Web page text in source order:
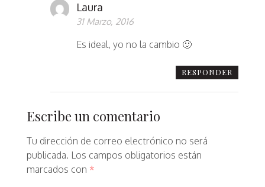
Laura
31 Marzo, 2016
Es ideal, yo no la cambio 🙂
RESPONDER
Escribe un comentario
Tu dirección de correo electrónico no será
publicada. Los campos obligatorios están
marcados con *